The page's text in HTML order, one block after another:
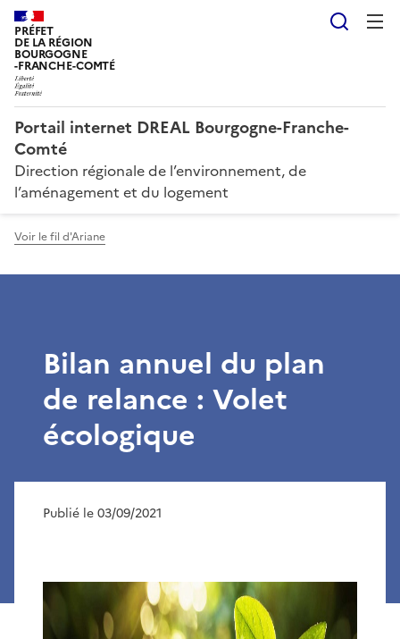
PRÉFET
DE LA RÉGION
BOURGOGNE
-FRANCHE-COMTÉ
Portail internet DREAL Bourgogne-Franche-
Comté
Direction régionale de l’environnement, de
l’aménagement et du logement
Voir le fil d'Ariane
Bilan annuel du plan
de relance : Volet
écologique
Publié le 03/09/2021